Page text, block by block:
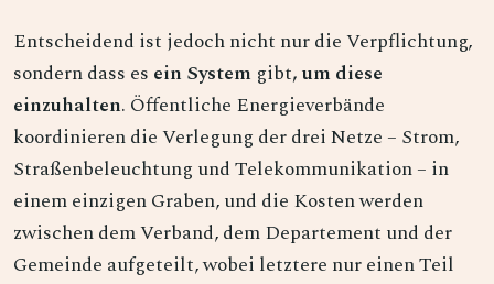
Entscheidend ist jedoch nicht nur die Verpflichtung,
sondern dass es ein System gibt, um diese
einzuhalten. Öffentliche Energieverbände
koordinieren die Verlegung der drei Netze – Strom,
Straßenbeleuchtung und Telekommunikation – in
einem einzigen Graben, und die Kosten werden
zwischen dem Verband, dem Departement und der
Gemeinde aufgeteilt, wobei letztere nur einen Teil